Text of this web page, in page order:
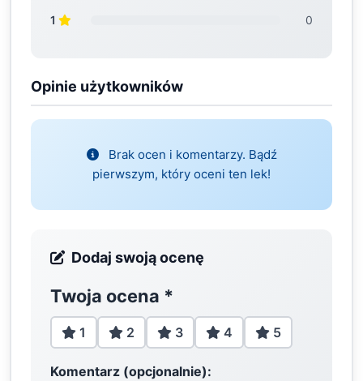
1
0
Opinie użytkowników
Brak ocen i komentarzy. Bądź
pierwszym, który oceni ten lek!
Dodaj swoją ocenę
Twoja ocena *
1 2 3 4 5
Komentarz (opcjonalnie):